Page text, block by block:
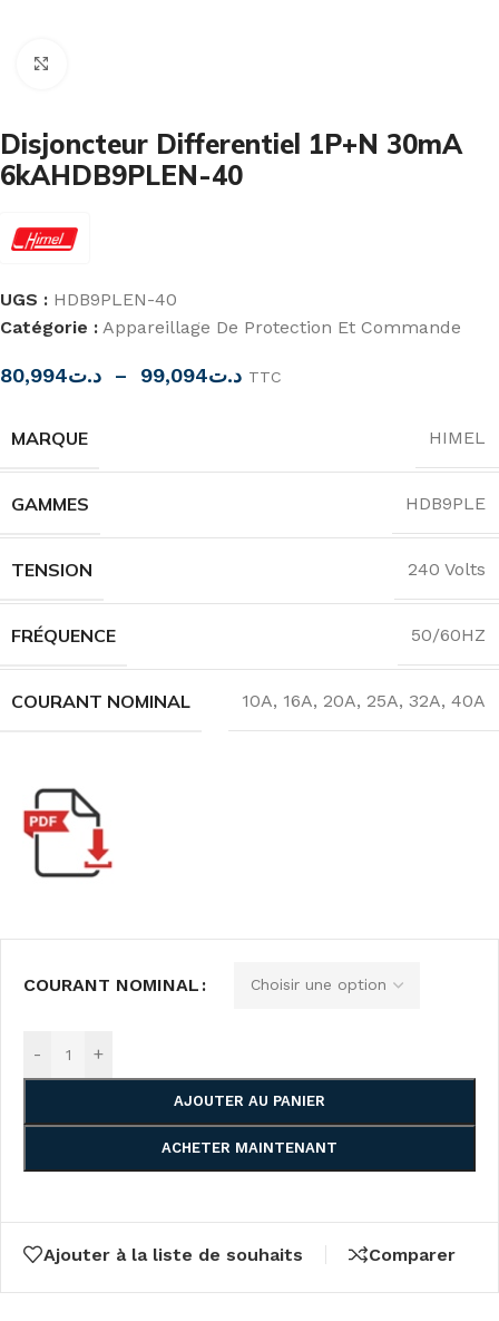
Disjoncteur Differentiel 1P+N 30mA
6kAHDB9PLEN-40
UGS : HDB9PLEN-40
Catégorie : Appareillage De Protection Et Commande
د.ت80,994 – د.ت99,094 TTC
MARQUE HIMEL
GAMMES HDB9PLE
TENSION 240 Volts
FRÉQUENCE 50/60HZ
COURANT NOMINAL 10A, 16A, 20A, 25A, 32A, 40A
COURANT NOMINAL
- +
AJOUTER AU PANIER
ACHETER MAINTENANT
Ajouter à la liste de souhaits Comparer